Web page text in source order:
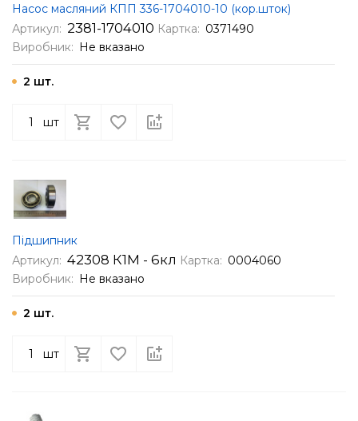
Насос масляний КПП 336-1704010-10 (кор.шток)
Артикул: 2381-1704010 Картка: 0371490
Виробник: Не вказано
2 шт.
шт
Підшипник
Артикул: 42308 К1М - 6кл Картка: 0004060
Виробник: Не вказано
2 шт.
шт